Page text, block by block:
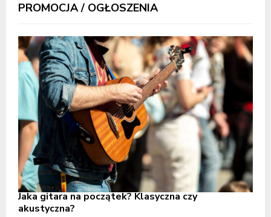
PROMOCJA / OGŁOSZENIA
Jaka gitara na początek? Klasyczna czy
akustyczna?